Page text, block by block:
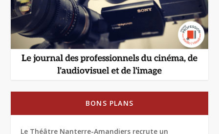
BONS PLANS
Le Théâtre Nanterre-Amandiers recrute un